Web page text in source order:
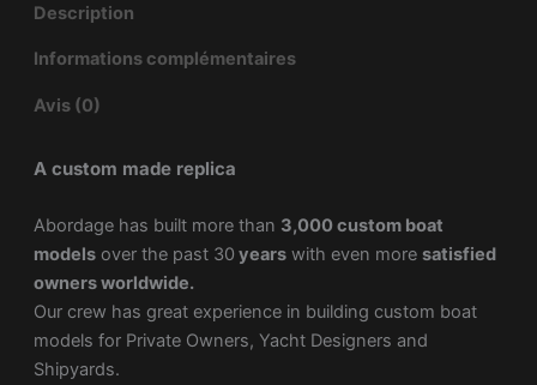
Description
Informations complémentaires
Avis (0)
A custom made replica
Abordage has built more than 3,000 custom boat
modelsover the past 30 yearswith even more satisfied
owners worldwide.
Our crew has great experience in building custom boat
models for Private Owners, Yacht Designers and
Shipyards.